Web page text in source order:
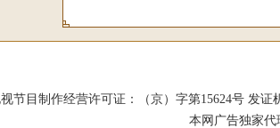
节目制作经营许可证：（京）字第15624号 发证
本网广告独家